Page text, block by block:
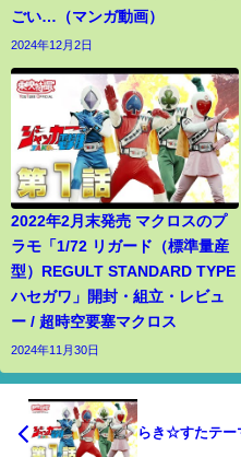
ごい…（マンガ動画）
2024年12月2日
2022年2月末発売 マクロスのプ
ラモ「1/72 リガード（標準量産
型）REGULT STANDARD TYPE
ハセガワ」開封・組立・レビュ
ー / 超時空要塞マクロス
2024年11月30日
らき☆すたテー